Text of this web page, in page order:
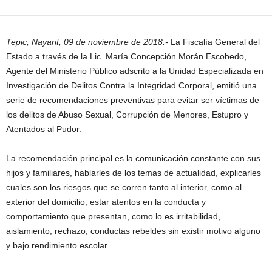
Tepic, Nayarit; 09 de noviembre de 2018.- La Fiscalía General del
Estado a través de la Lic. María Concepción Morán Escobedo,
Agente del Ministerio Público adscrito a la Unidad Especializada en
Investigación de Delitos Contra la Integridad Corporal, emitió una
serie de recomendaciones preventivas para evitar ser víctimas de
los delitos de Abuso Sexual, Corrupción de Menores, Estupro y
Atentados al Pudor.
La recomendación principal es la comunicación constante con sus
hijos y familiares, hablarles de los temas de actualidad, explicarles
cuales son los riesgos que se corren tanto al interior, como al
exterior del domicilio, estar atentos en la conducta y
comportamiento que presentan, como lo es irritabilidad,
aislamiento, rechazo, conductas rebeldes sin existir motivo alguno
y bajo rendimiento escolar.